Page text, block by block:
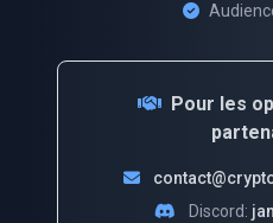
Pour les
Discord: